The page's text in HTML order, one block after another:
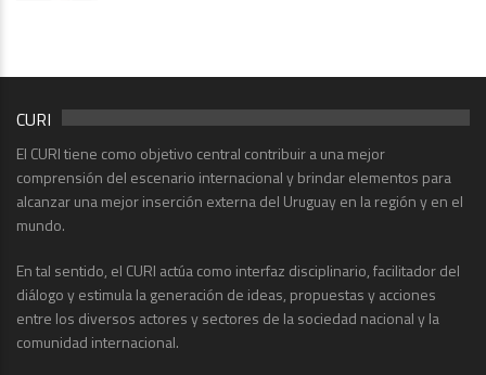
CURI
El CURI tiene como objetivo central contribuir a una mejor
comprensión del escenario internacional y brindar elementos para
alcanzar una mejor inserción externa del Uruguay en la región y en el
mundo.
En tal sentido, el CURI actúa como interfaz disciplinario, facilitador del
diálogo y estimula la generación de ideas, propuestas y acciones
entre los diversos actores y sectores de la sociedad nacional y la
comunidad internacional.